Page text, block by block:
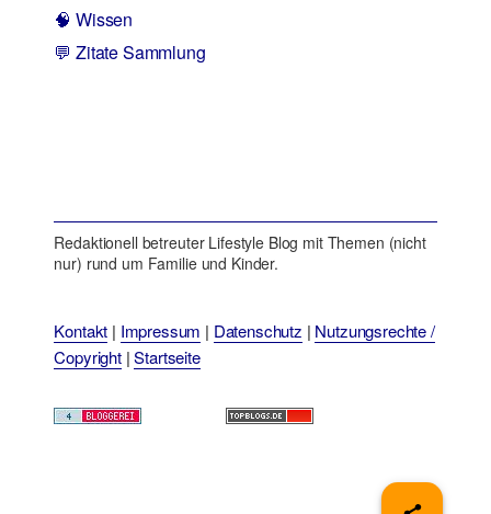
🧠 Wissen
💬 Zitate Sammlung
Redaktionell betreuter Lifestyle Blog mit Themen (nicht
nur) rund um Familie und Kinder.
Kontakt | Impressum | Datenschutz | Nutzungsrechte /
Copyright|Startseite